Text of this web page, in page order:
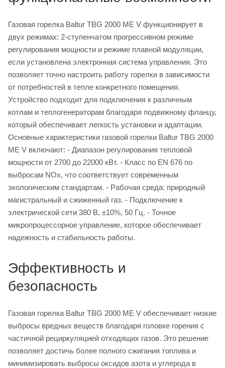
Газовая горелка Baltur TBG 2000 ME V функционирует в
двух режимах: 2-ступенчатом прогрессивном режиме
регулирования мощности и режиме плавной модуляции,
если установлена электронная система управления. Это
позволяет точно настроить работу горелки в зависимости
от потребностей в тепле конкретного помещения.
Устройство подходит для подключения к различным
котлам и теплогенераторам благодаря подвижному фланцу,
который обеспечивает легкость установки и адаптации.
Основные характеристики газовой горелки Baltur TBG 2000
ME V включают: - Диапазон регулирования тепловой
мощности от 2700 до 22000 кВт. - Класс по EN 676 по
выбросам NOx, что соответствует современным
экологическим стандартам. - Рабочая среда: природный
магистральный и сжиженный газ. - Подключение к
электрической сети 380 В, ±10%, 50 Гц. - Точное
микропроцессорное управление, которое обеспечивает
надежность и стабильность работы.
Эффективность и
безопасность
Газовая горелка Baltur TBG 2000 ME V обеспечивает низкие
выбросы вредных веществ благодаря головке горения с
частичной рециркуляцией отходящих газов. Это решение
позволяет достичь более полного сжигания топлива и
минимизировать выбросы оксидов азота и углерода в